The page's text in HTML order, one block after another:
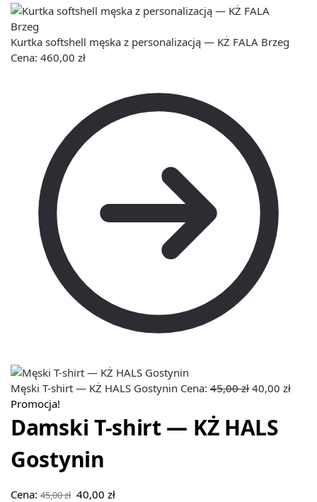
Kurtka softshell męska z personalizacją — KŻ FALA Brzeg
Cena: 460,00 zł
Męski T-shirt — KŻ HALS Gostynin Cena: 45,00zł 40,00 zł
Promocja!
Damski T-shirt — KŻ HALS
Gostynin
Cena: 45,00zł 40,00 zł